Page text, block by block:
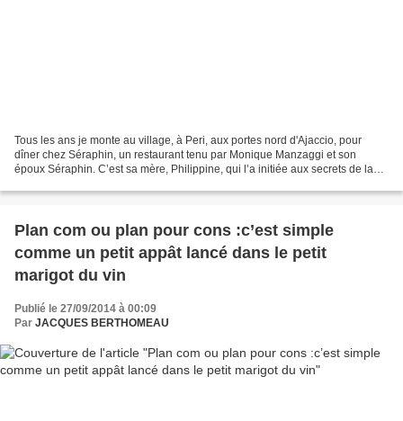
Tous les ans je monte au village, à Peri, aux portes nord d'Ajaccio, pour
dîner chez Séraphin, un restaurant tenu par Monique Manzaggi et son
époux Séraphin. C’est sa mère, Philippine, qui l’a initiée aux secrets de la
Plan com ou plan pour cons :c’est simple
comme un petit appât lancé dans le petit
marigot du vin
Publié le 27/09/2014 à 00:09
Par JACQUES BERTHOMEAU